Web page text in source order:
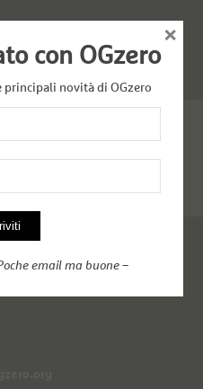
Complici nel web
con OGzero
novità di OGzero
email ma buone –
×